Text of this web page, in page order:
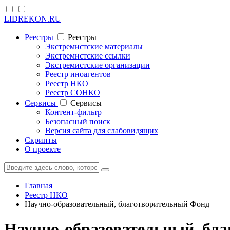
LIDREKON.RU
Реестры
Реестры
Экстремистские материалы
Экстремистские ссылки
Экстремистские организации
Реестр иноагентов
Реестр НКО
Реестр СОНКО
Cервисы
Cервисы
Контент-фильтр
Безопасный поиск
Версия сайта для слабовидящих
Скрипты
О проекте
Главная
Реестр НКО
Научно-образовательный, благотворительный Фонд